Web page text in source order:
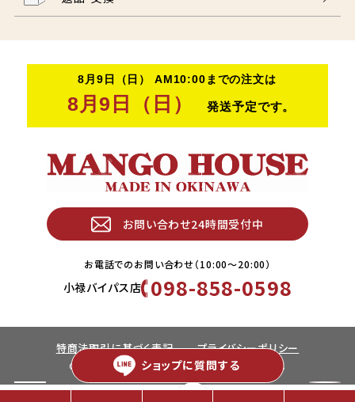
ショップに質問する
お問い合わせ24時間受付中
お電話でのお問い合わせ（10:00〜20:00）
小禄バイパス店 098-858-0598
特商法取引に基づく表記 プライバシーポリシー
Copyright © MANGO HOUSE. All rights Reserved.